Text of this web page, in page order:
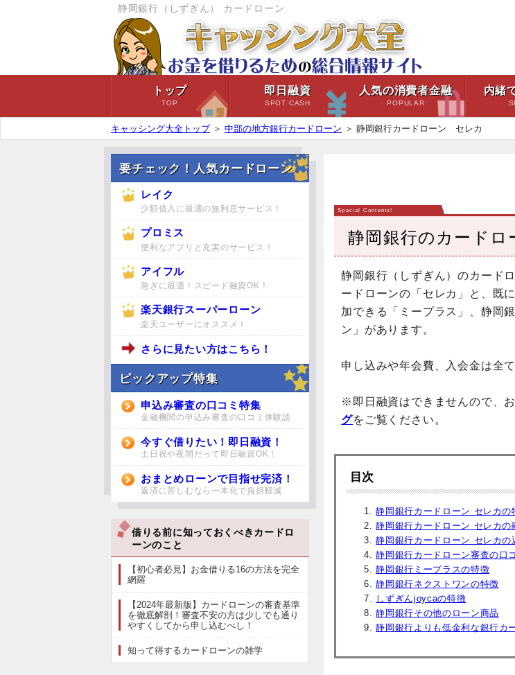
静岡銀行（しずぎん） カードローン
トップ
TOP
即日融資
SPOT CASH
人気の消費者金融
POPULAR
内緒
キャッシング大全トップ＞ 中部の地方銀行カードローン ＞ 静岡銀行カードローン セレカ
静岡銀行のカードロ
静岡銀行（しずぎん）のカード
ードローンの「セレカ」と、既
加できる「ミープラス」、静岡
ン」があります。
申し込みや年会費、入会金は全
※即日融資はできませんので、
グをご覧ください。
目次
静岡銀行カードローン セレカの
静岡銀行カードローン セレカの
静岡銀行カードローン セレカの
静岡銀行カードローン審査の口
静岡銀行ミープラスの特徴
静岡銀行ネクストワンの特徴
しずぎんjoycaの特徴
静岡銀行その他のローン商品
静岡銀行よりも低金利な銀行カ
要チェック！人気カードローン
レイク
少額借入に最適の無利息サービス！
プロミス
便利なアプリと充実のサービス！
アイフル
急ぎに最適！スピード融資OK！
楽天銀行スーパーローン
楽天ユーザーにオススメ！
さらに見たい方はこちら！
ピックアップ特集
申込み審査の口コミ特集
金融機関の申込み審査の口コミ体験談
今すぐ借りたい！即日融資！
土日祝や夜間だって即日融資OK！
おまとめローンで目指せ完済！
返済に苦しむなら一本化で負担軽減
借りる前に知っておくべきカードロ
ーンのこと
【初心者必見】お金借りる16の方法を完全
網羅
【2024年最新版】カードローンの審査基準
を徹底解剖！審査不安の方は少しでも通り
やすくしてから申し込むべし！
知って得するカードローンの雑学